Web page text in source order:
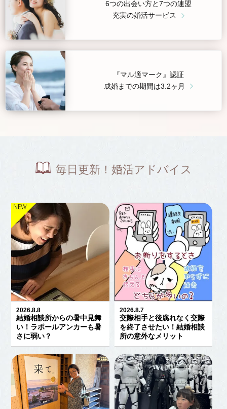
6つの出会い方と7つの連盟
充実の婚活サービス
『マル適マーク』認証
成婚までの期間は3.2ヶ月
毎日更新！婚活アドバイス
2026.8.8
結婚相談所からの暑中見舞
い！ラポールアンカーも暑
さに弱い？
2026.8.7
交際相手と後腐れなく交際
を終了させたい！結婚相談
所の意外なメリット